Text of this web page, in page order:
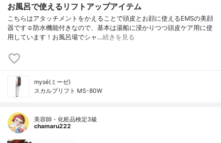
お風呂で使えるリフトアップアイテム
こちらはアタッチメントをかえることで頭皮とお顔に使えるEMSの美顔
器です☺️防水機能付きなので、基本は湯船に浸かりつつ頭皮ケア用に使
用しています！お風呂場でシャ…続きを見る
mysé(ミーゼ)
スカルプリフト MS-80W
美容師・化粧品検定3級
chamaru222